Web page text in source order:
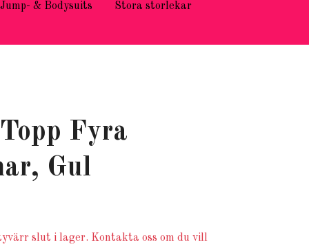
Jump- & Bodysuits
Stora storlekar
Fyra
Gul
slut i lager. Kontakta oss om du vill